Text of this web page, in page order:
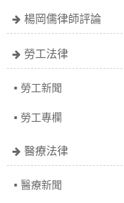
楊岡儒律師評論
勞工法律
勞工新聞
勞工專欄
醫療法律
醫療新聞